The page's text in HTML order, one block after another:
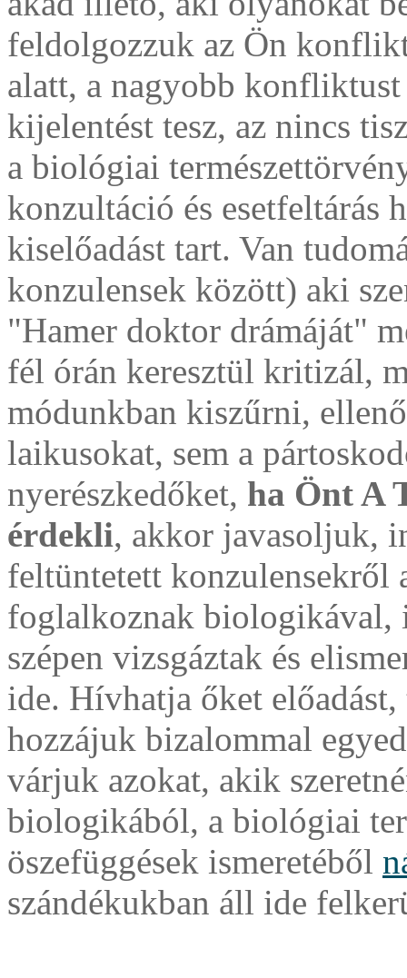
feldolgozzuk az Ön
alatt, a nagyobb
kijelentést tesz, az nincs
a biológiai
konzultáció és esetfeltárás
kiselőadást tart. Van
konzulensek között) aki
"Hamer doktor drámáját"
fél órán keresztül kritizál,
módunkban kiszűrni,
laikusokat, sem a
nyerészkedőket, ha Önt A
érdekli, akkor javasoljuk,
feltüntetett
foglalkoznak
szépen vizsgáztak és
ide. Hívhatja őket
hozzájuk bizalommal
várjuk azokat, akik
biologikából, a biológiai
öszefüggések ismeretéből
szándékukban áll ide